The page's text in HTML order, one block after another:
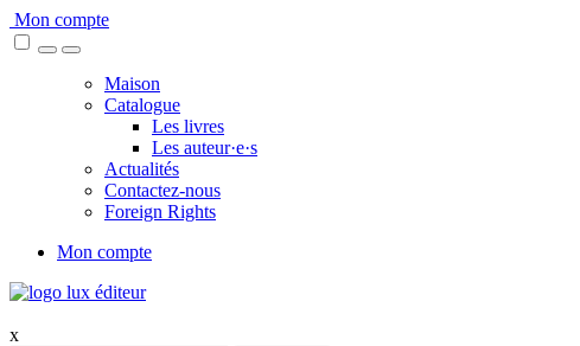
Skip
to
Mon compte
Maison
Catalogue
Les livres
Les auteur·e·s
Actualités
Contactez-nous
Foreign Rights
Mon compte
x